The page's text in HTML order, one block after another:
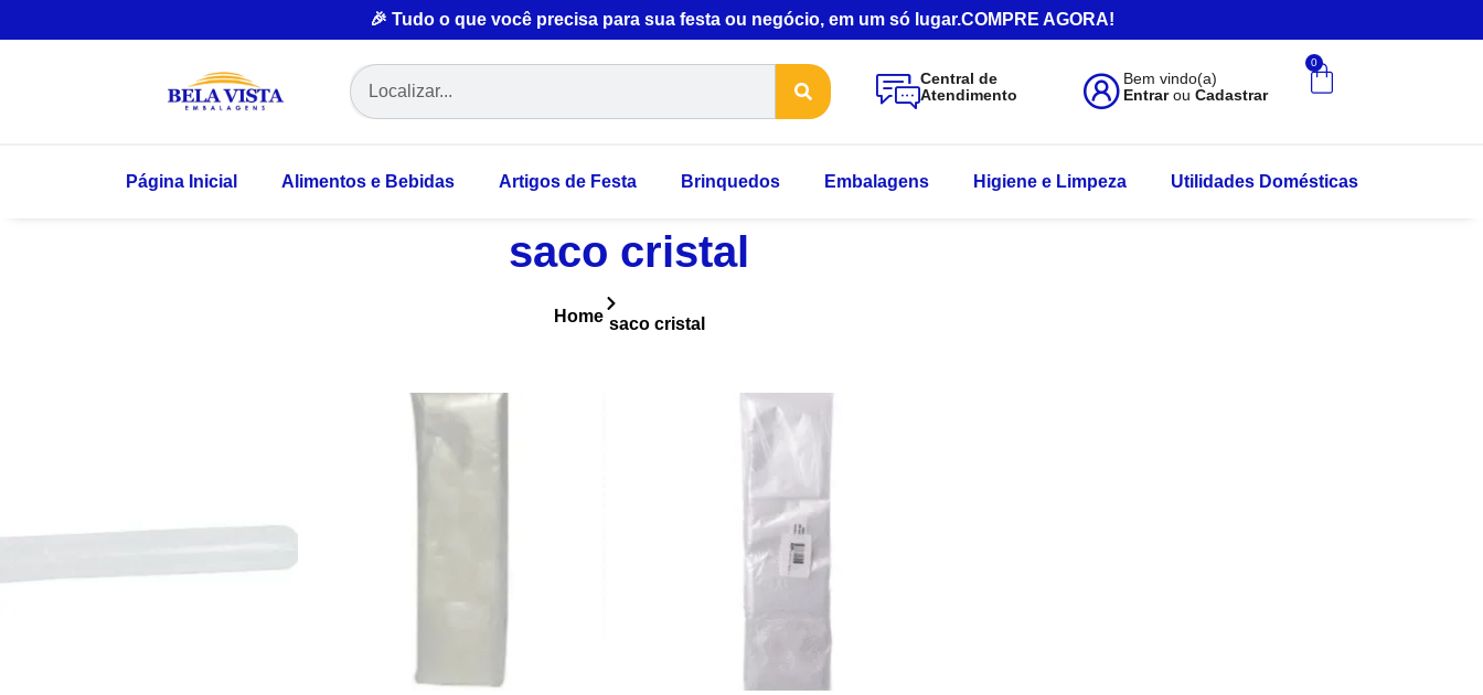
🎉 Tudo o que você precisa para sua festa ou negócio, em um só lugar.COMPRE AGORA!
Central de
Atendimento
Bem vindo(a)
EntrarouCadastrar
0
Página Inicial Alimentos e Bebidas Artigos de Festa Brinquedos Embalagens Higiene e Limpeza Utilidades Domésticas
saco cristal
Home saco cristal